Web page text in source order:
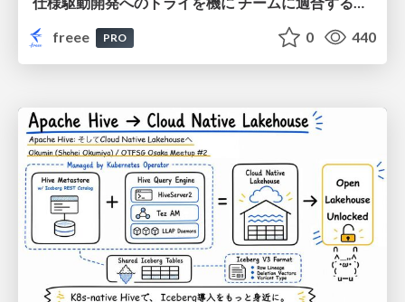
freee
PRO 0 440